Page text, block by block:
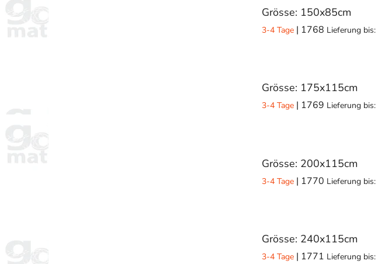
Grösse: 150x85cm
3-4 Tage | 1768 Lieferung bis:
Grösse: 175x115cm
3-4 Tage | 1769 Lieferung bis:
Grösse: 200x115cm
3-4 Tage | 1770 Lieferung bis:
Grösse: 240x115cm
3-4 Tage | 1771 Lieferung bis: